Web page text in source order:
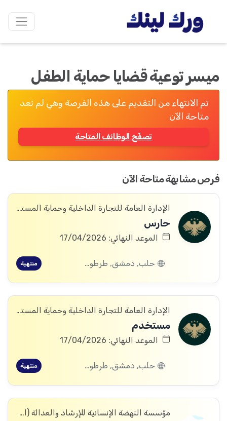
ميسر توعية قضايا حماية الطفل
تم الانتهاء من التقديم على هذه الفرصة وهي لم تعد
متاحة الآن
تصفّح الوظائف المتاحة
فرص مشابهة متاحة الآن
الإدارة العامة للتجارة الداخلية وحماية المستهلك
حارس
الموعد النهائي: 17/04/2026
حلب, دمشق, طرطوس, ريف دمشق, ديرالزور, القنيطرة, اللاذقية, الرقة, الحسكة, حماة منتهية
الإدارة العامة للتجارة الداخلية وحماية المستهلك
مستخدم
الموعد النهائي: 17/04/2026
حلب, دمشق, طرطوس, ديرالزور, درعا, القنيطرة, اللاذقية, الرقة, الحسكة منتهية
مؤسسة النهضة الإنسانية للإرشاد والعدالة (اقرأ)